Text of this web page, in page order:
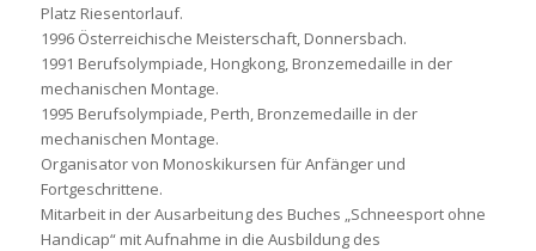
Platz Riesentorlauf.
1996 Österreichische Meisterschaft, Donnersbach.
1991 Berufsolympiade, Hongkong, Bronzemedaille in der
mechanischen Montage.
1995 Berufsolympiade, Perth, Bronzemedaille in der
mechanischen Montage.
Organisator von Monoskikursen für Anfänger und
Fortgeschrittene.
Mitarbeit in der Ausarbeitung des Buches „Schneesport ohne
Handicap“ mit Aufnahme in die Ausbildung des